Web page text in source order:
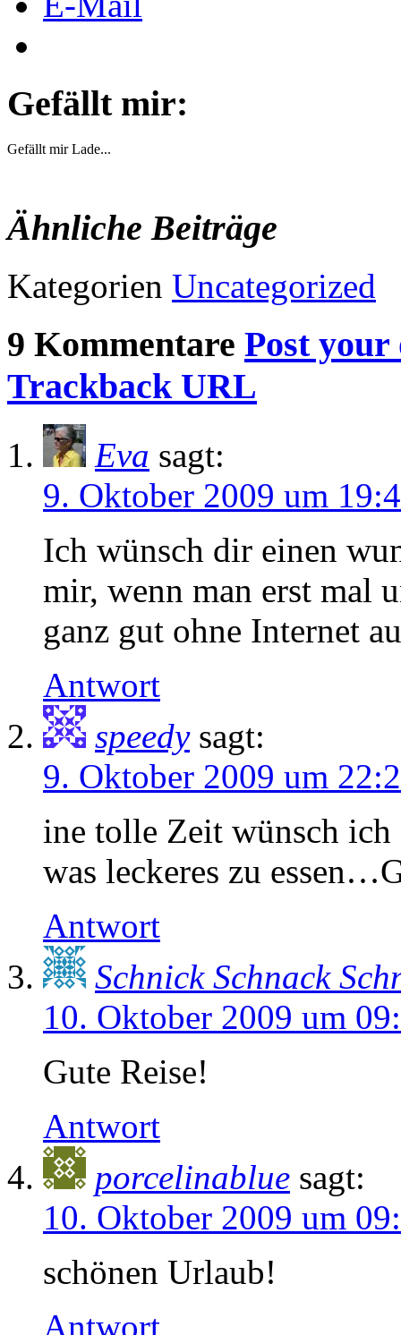
Gefällt mir:
Gefällt mir Lade...
Ähnliche Beiträge
Kategorien Uncategorized
9 Kommentare Post your
Trackback URL
Eva sagt:
9. Oktober 2009 um
Ich wünsch dir einen
mir, wenn man erst mal
ganz gut ohne Internet
Antwort
speedy sagt:
9. Oktober 2009 um
ine tolle Zeit wünsch
was leckeres zu
Antwort
Schnick Schnack
10. Oktober 2009 um
Gute Reise!
Antwort
porcelinablue sagt:
10. Oktober 2009 um
schönen Urlaub!
Antwort